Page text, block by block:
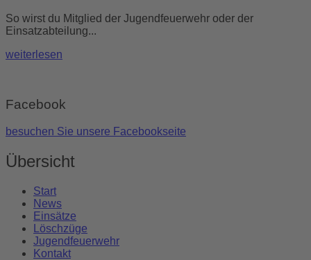
So wirst du Mitglied der Jugendfeuerwehr oder der
Einsatzabteilung...
weiterlesen
Facebook
besuchen Sie unsere Facebookseite
Übersicht
Start
News
Einsätze
Löschzüge
Jugendfeuerwehr
Kontakt